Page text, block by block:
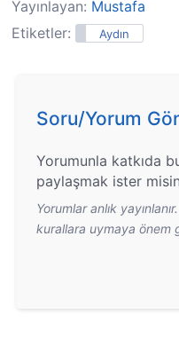
Yayınlayan: Mustafa
Etiketler:
Aydın
Soru/Yorum
Yorumunla katkıda
paylaşmak ister
Yorumlar anlık
kurallara uymaya önem